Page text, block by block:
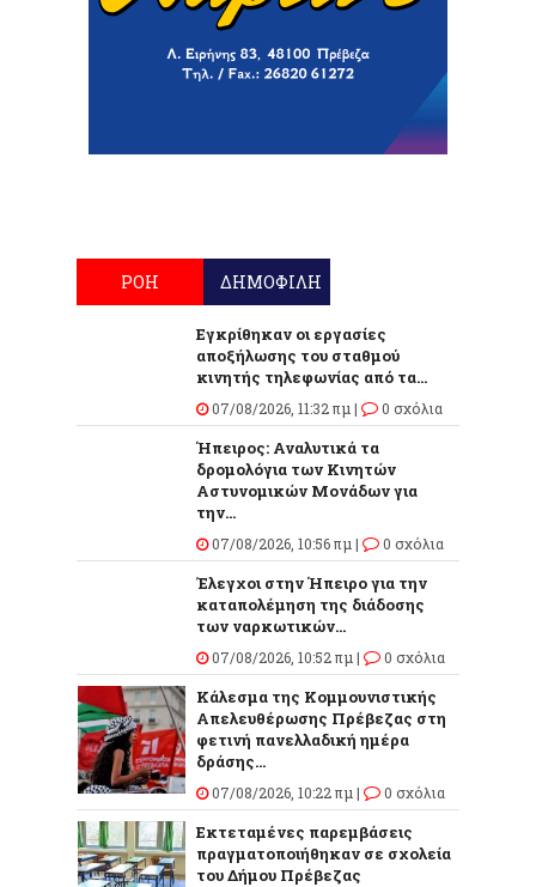
ΡΟΗ ΔΗΜΟΦΙΛΗ
Εγκρίθηκαν οι εργασίες
αποξήλωσης του σταθμού
κινητής τηλεφωνίας από τα...
07/08/2026, 11:32 πμ | 0 σχόλια
Ήπειρος: Αναλυτικά τα
δρομολόγια των Κινητών
Αστυνομικών Μονάδων για
την...
07/08/2026, 10:56 πμ | 0 σχόλια
Έλεγχοι στην Ήπειρο για την
καταπολέμηση της διάδοσης
των ναρκωτικών...
07/08/2026, 10:52 πμ | 0 σχόλια
Κάλεσμα της Κομμουνιστικής
Απελευθέρωσης Πρέβεζας στη
φετινή πανελλαδική ημέρα
δράσης...
07/08/2026, 10:22 πμ | 0 σχόλια
Εκτεταμένες παρεμβάσεις
πραγματοποιήθηκαν σε σχολεία
του Δήμου Πρέβεζας